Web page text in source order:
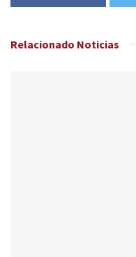
Relacionado Noticias